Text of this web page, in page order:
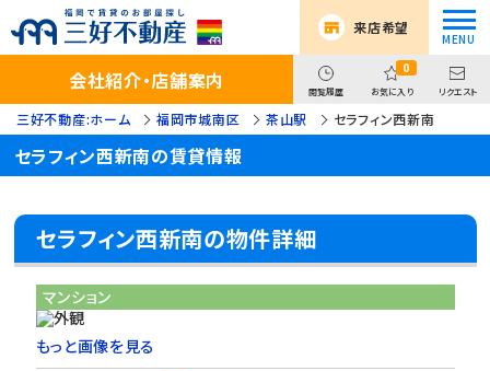
来店希望
会社紹介・店舗案内 閲覧履歴
0
お気に入り リクエスト
三好不動産:ホーム 福岡市城南区 茶山駅 セラフィン西新南
セラフィン西新南の賃貸情報
セラフィン西新南の物件詳細
マンション
もっと画像を見る